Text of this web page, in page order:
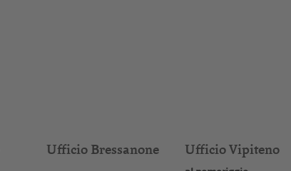
Ufficio Bressanone Ufficio Vipiteno